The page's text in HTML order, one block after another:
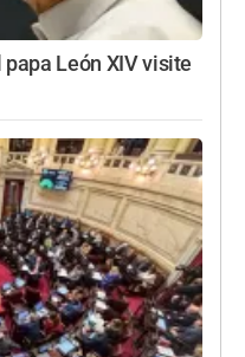
León XIV visite